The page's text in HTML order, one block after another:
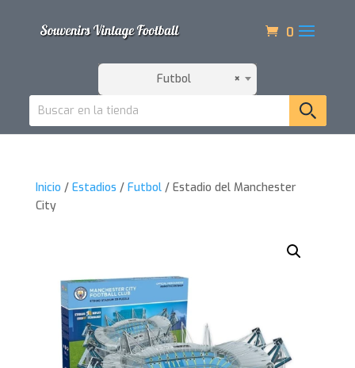
0
×
Futbol
Inicio / Estadios / Futbol/ Estadio del Manchester
City